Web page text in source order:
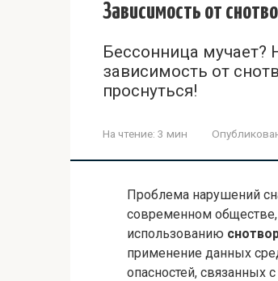
Зависимость от
Бессонница мучает?
зависимость от
проснуться!
На чтение: 3 мин
Проблема нарушений
современном
использованию
применение данных
опасностей, связанных с